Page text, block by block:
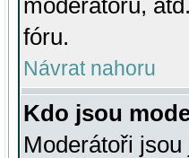
moderátorů,
fóru.
Návrat nahoru
Kdo jsou
Moderátoři